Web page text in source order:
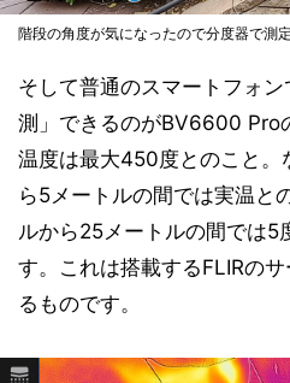
階段の角度が気になったので分度器で測定
そして普通のスマートフォ
測」できるのがBV6600 Pro
温度は最大450度とのこと。
ら5メートルの間では実温と
ルから25メートルの間では5
す。これは搭載するFLIRの
るものです。